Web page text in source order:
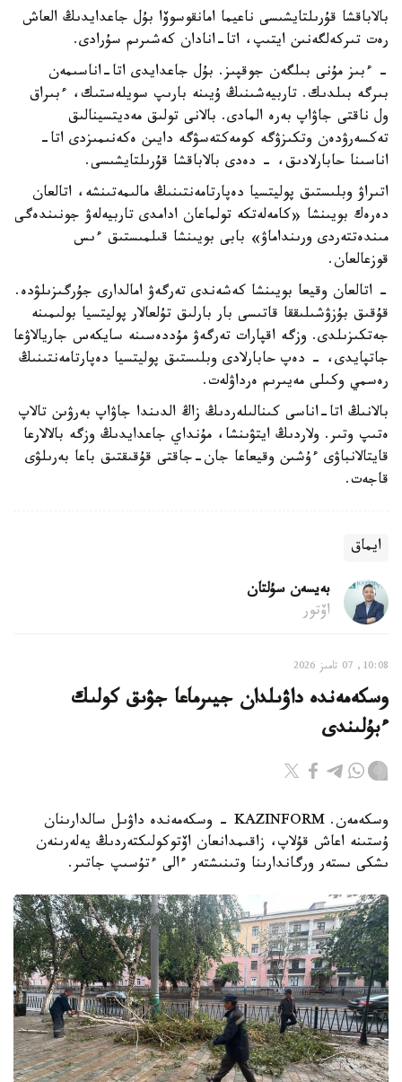
بالاباقشا قۇرىلتايشىسى ناعيما امانقوسوۆا بۇل جاعدايدىڭ العاش
رەت تىركەلگەنىن ايتىپ، اتا-انادان كەشىرىم سۇرادى.
- ءبىز مۇنى بىلگەن جوقپىز. بۇل جاعدايدى اتا-اناسىمەن
بىرگە بىلدىك. تاربيەشىنىڭ ۇيىنە بارىپ سويلەستىك، ءبىراق
ول ناقتى جاۋاپ بەرە المادى. بالانى تولىق مەديتسينالىق
تەكسەرۋدەن وتكىزۋگە كومەكتەسۋگە دايىن ەكەنىمىزدى اتا-
اناسىنا حابارلادىق، - دەدى بالاباقشا قۇرىلتايشىسى.
اتىراۋ وبلىستىق پوليتسيا دەپارتامەنتىنىڭ مالىمەتىنشە، اتالعان
دەرەك بويىنشا «كامەلەتكە تولماعان ادامدى تاربيەلەۋ جونىندەگى
مىندەتتەردى ورىنداماۋ» بابى بويىنشا قىلمىستىق ءىس
قوزعالعان.
- اتالعان وقيعا بويىنشا كەشەندى تەرگەۋ امالدارى جۇرگىزىلۋدە.
قۇقىق بۇزۋشىلىققا قاتىسى بار بارلىق تۇلعالار پوليتسيا بولىمىنە
جەتكىزىلدى. وزگە اقپارات تەرگەۋ مۇددەسىنە سايكەس جاريالاۋعا
جاتپايدى، - دەپ حابارلادى وبلىستىق پوليتسيا دەپارتامەنتىنىڭ
رەسمي وكىلى مەيىرىم ەرداۋلەت.
بالانىڭ اتا-اناسى كىنالىلەردىڭ زاڭ الدىندا جاۋاپ بەرۋىن تالاپ
ەتىپ وتىر. ولاردىڭ ايتۋىنشا، مۇنداي جاعدايدىڭ وزگە بالالارعا
قايتالانباۋى ءۇشىن وقيعاعا جان-جاقتى قۇقىقتىق باعا بەرىلۋى
قاجەت.
ايماق
بەيسەن سۇلتان
اۆتور
10:08, 07 تامىز 2026
وسكەمەندە داۋىلدان جيىرماعا جۋىق كولىك
ءبۇلىندى
وسكەمەن. KAZINFORM - وسكەمەندە داۋىل سالدارىنان
ۇستىنە اعاش قۇلاپ، زاقىمدانعان اۆتوكولىكتەردىڭ يەلەرىنەن
ىشكى ىستەر ورگاندارىنا وتىنىشتەر ءالى ءتۇسىپ جاتىر.